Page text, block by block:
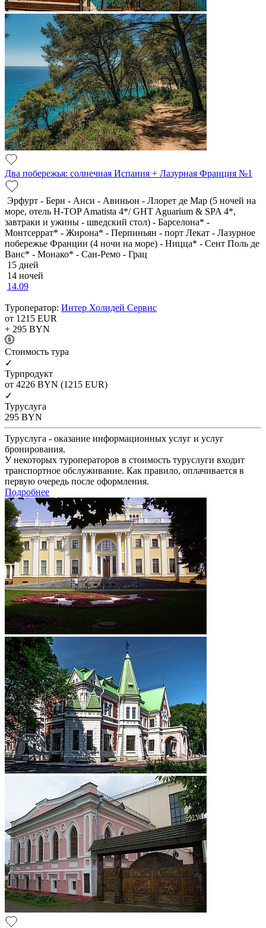
Два побережья: солнечная Испания + Лазурная Франция №1
Эрфурт - Берн - Анси - Авиньон - Ллорет де Мар (5 ночей на
море, отель H-TOP Amatista 4*/ GHT Aguarium & SPA 4*,
завтраки и ужины - шведский стол) - Барселона* -
Монтсеррат* - Жирона* - Перпиньян - порт Лекат - Лазурное
побережье Франции (4 ночи на море) - Ницца* - Сент Поль де
Ванс* - Монако* - Сан-Ремо - Грац
15 дней
14 ночей
14.09
Туроператор: Интер Холидей Сервис
от 1215 EUR
+ 295 BYN
Cтоимость тура
✓
Турпродукт
от 4226 BYN (1215 EUR)
✓
Туруслуга
295 BYN
Туруслуга - оказание информационных услуг и услуг
бронирования.
У некоторых туроператоров в стоимость туруслуги входит
транспортное обслуживание. Как правило, оплачивается в
первую очередь после оформления.
Подробнее